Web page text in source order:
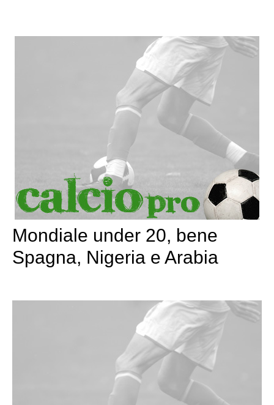
Mondiale under 20, bene
Spagna, Nigeria e Arabia